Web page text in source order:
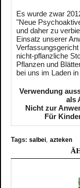
Es wurde zwar
"Neue
und daher zu
Einsatz unserer
nicht-pflanzliche
Pflanzen und
bei uns im Laden
Verwendung
als
Nicht zur
Für
Tags: salbei azteken